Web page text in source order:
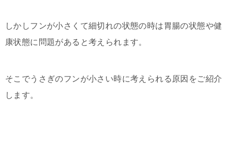
しかしフンが小さくて細切れの状態の時は胃腸の状態や健
康状態に問題があると考えられます。
そこでうさぎのフンが小さい時に考えられる原因をご紹介
します。